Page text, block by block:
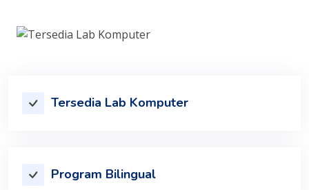
Tersedia Lab Komputer
Program Bilingual